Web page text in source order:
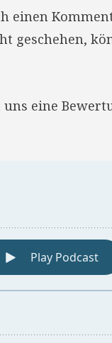
einen
geschehen,
eine